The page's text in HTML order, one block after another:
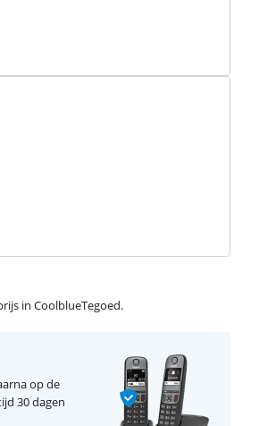
in CoolblueTegoed.
op de
30 dagen